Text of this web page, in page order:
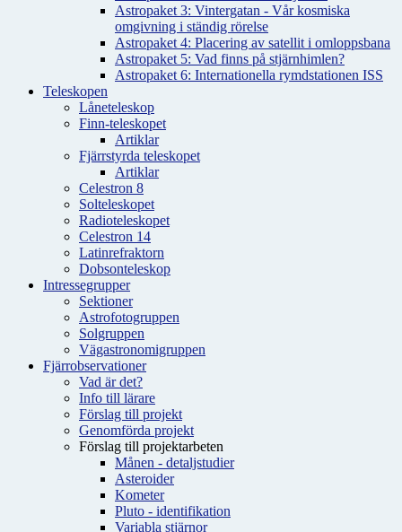
Astropaket 3: Vintergatan - Vår kosmiska
omgivning i ständig rörelse
Astropaket 4: Placering av satellit i omloppsbana
Astropaket 5: Vad finns på stjärnhimlen?
Astropaket 6: Internationella rymdstationen ISS
Teleskopen
Låneteleskop
Finn-teleskopet
Artiklar
Fjärrstyrda teleskopet
Artiklar
Celestron 8
Solteleskopet
Radioteleskopet
Celestron 14
Latinrefraktorn
Dobsonteleskop
Intressegrupper
Sektioner
Astrofotogruppen
Solgruppen
Vägastronomigruppen
Fjärrobservationer
Vad är det?
Info till lärare
Förslag till projekt
Genomförda projekt
Förslag till projektarbeten
Månen - detaljstudier
Asteroider
Kometer
Pluto - identifikation
Variabla stjärnor